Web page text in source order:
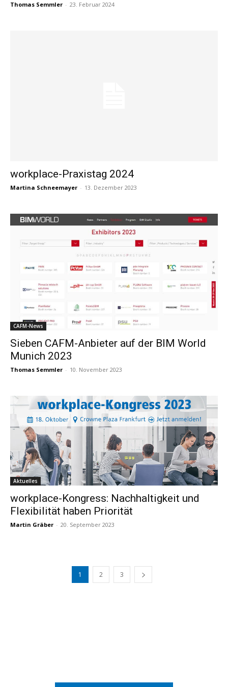
Thomas Semmler - 23. Februar 2024
workplace-Praxistag 2024
Martina Schneemayer - 13. Dezember 2023
CAFM-News
Sieben CAFM-Anbieter auf der BIM World
Munich 2023
Thomas Semmler - 10. November 2023
Aktuelles
workplace-Kongress: Nachhaltigkeit und
Flexibilität haben Priorität
Martin Gräber - 20. September 2023
1 2 3